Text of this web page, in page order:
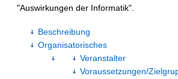
"Auswirkungen der Informatik".
Beschreibung
Organisatorisches
Veranstalter
Voraussetzungen/